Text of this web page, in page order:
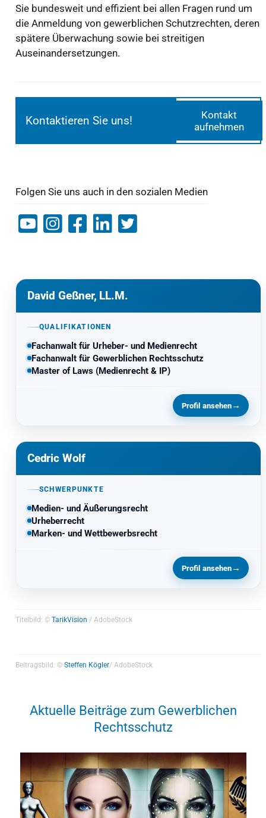
Sie bundesweit und effizient bei allen Fragen rund um
die Anmeldung von gewerblichen Schutzrechten, deren
spätere Überwachung sowie bei streitigen
Auseinandersetzungen.
Kontaktieren Sie uns!
Kontakt
aufnehmen
Folgen Sie uns auch in den sozialen Medien
David Geßner, LL.M.
QUALIFIKATIONEN
Fachanwalt für Urheber- und Medienrecht
Fachanwalt für Gewerblichen Rechtsschutz
Master of Laws (Medienrecht & IP)
Profil ansehen→
Cedric Wolf
SCHWERPUNKTE
Medien- und Äußerungsrecht
Urheberrecht
Marken- und Wettbewerbsrecht
Profil ansehen→
Titelbild: © TarikVision / AdobeStock
Beitragsbild: © Steffen Kögler/ AdobeStock
Aktuelle Beiträge zum Gewerblichen
Rechtsschutz